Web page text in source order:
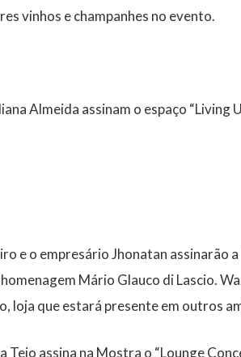
vinhos e champanhes no evento.
Almeida assinam o espaço “Living
e o empresário Jhonatan assinarão a
Mário Glauco di Lascio.
loja que estará presente em outros
assina na Mostra o “Lounge